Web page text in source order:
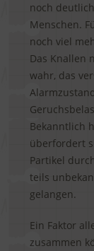
noch
Menschen.
noch viel
Das Knallen
wahr, das
Bekanntlich
überfordert
Partikel
teils
gelangen.
Ein Faktor
zusammen